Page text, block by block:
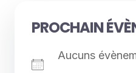
PROCHAIN
Aucuns